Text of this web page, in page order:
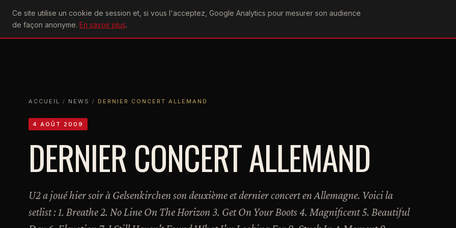
Ce site utilise un cookie de session et, si vous l'acceptez, Google Analytics pour mesurer son audience
de façon anonyme. En savoir plus.
U2achtung
ACCUEIL
ACTU CONCERTS DISCOGRAPHIEPAROLESVIDÉOGRAPHIEFORUMS
ACCUEIL / NEWS / DERNIER CONCERT ALLEMAND
4 AOÛT 2009
DERNIER CONCERT ALLEMAND
U2 a joué hier soir à Gelsenkirchen son deuxième et dernier concert en Allemagne. Voici la
setlist : 1. Breathe 2. No Line On The Horizon 3. Get On Your Boots 4. Magnificent 5. Beautiful